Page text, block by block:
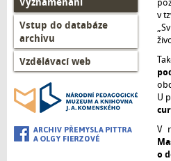
Vstup do databáze
archivu
Vzdělávací web
v
U
V
o